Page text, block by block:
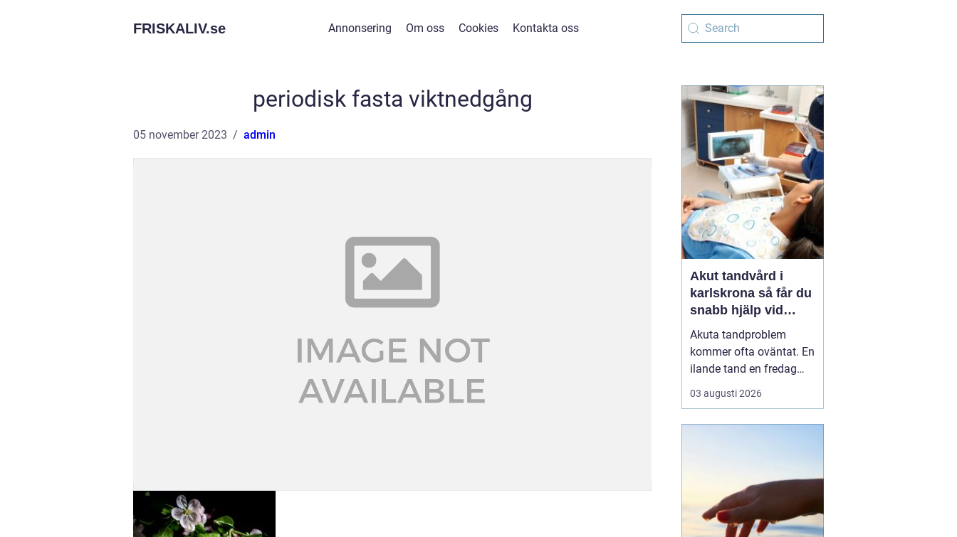
FRISKALIV.se Annonsering Om oss Cookies Kontakta oss
periodisk fasta viktnedgång
05 november 2023 admin
Akut tandvård i
karlskrona så får du
snabb hjälp vid
tandvärk och skador
Akuta tandproblem
kommer ofta oväntat. En
ilande tand en fredag
kväll, en svullnad som
blir värre över natten
vända dig för snabb och
trygg akut tandvård i
Karlskr...
03 augusti 2026